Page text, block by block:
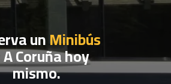
unMinibús
Coruña hoy
mismo.